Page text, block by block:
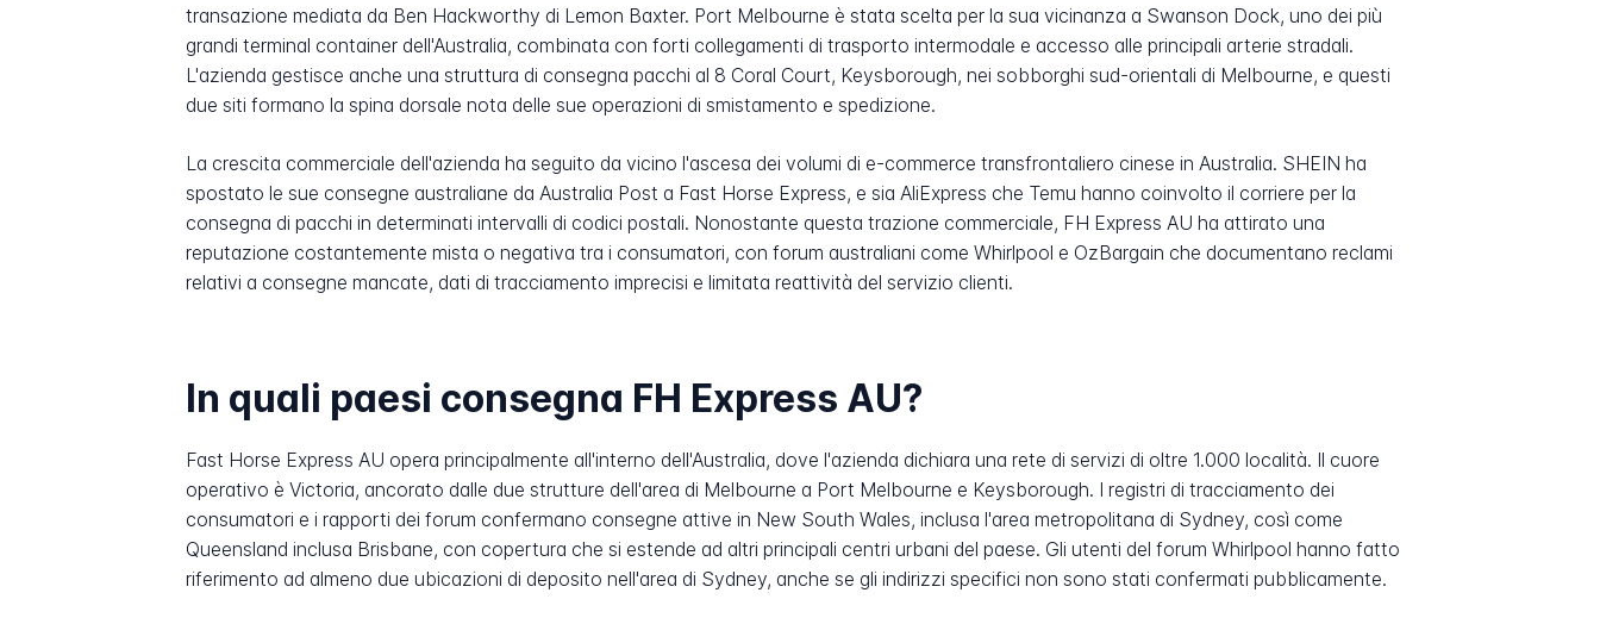
transazione mediata da Ben Hackworthy di Lemon Baxter. Port Melbourne è stata scelta per la sua vicinanza a Swanson Dock, uno dei più
grandi terminal container dell'Australia, combinata con forti collegamenti di trasporto intermodale e accesso alle principali arterie stradali.
L'azienda gestisce anche una struttura di consegna pacchi al 8 Coral Court, Keysborough, nei sobborghi sud-orientali di Melbourne, e questi
due siti formano la spina dorsale nota delle sue operazioni di smistamento e spedizione.
La crescita commerciale dell'azienda ha seguito da vicino l'ascesa dei volumi di e-commerce transfrontaliero cinese in Australia. SHEIN ha
spostato le sue consegne australiane da Australia Post a Fast Horse Express, e sia AliExpress che Temu hanno coinvolto il corriere per la
consegna di pacchi in determinati intervalli di codici postali. Nonostante questa trazione commerciale, FH Express AU ha attirato una
reputazione costantemente mista o negativa tra i consumatori, con forum australiani come Whirlpool e OzBargain che documentano reclami
relativi a consegne mancate, dati di tracciamento imprecisi e limitata reattività del servizio clienti.
In quali paesi consegna FH Express AU?
Fast Horse Express AU opera principalmente all'interno dell'Australia, dove l'azienda dichiara una rete di servizi di oltre 1.000 località. Il cuore
operativo è Victoria, ancorato dalle due strutture dell'area di Melbourne a Port Melbourne e Keysborough. I registri di tracciamento dei
consumatori e i rapporti dei forum confermano consegne attive in New South Wales, inclusa l'area metropolitana di Sydney, così come
Queensland inclusa Brisbane, con copertura che si estende ad altri principali centri urbani del paese. Gli utenti del forum Whirlpool hanno fatto
riferimento ad almeno due ubicazioni di deposito nell'area di Sydney, anche se gli indirizzi specifici non sono stati confermati pubblicamente.